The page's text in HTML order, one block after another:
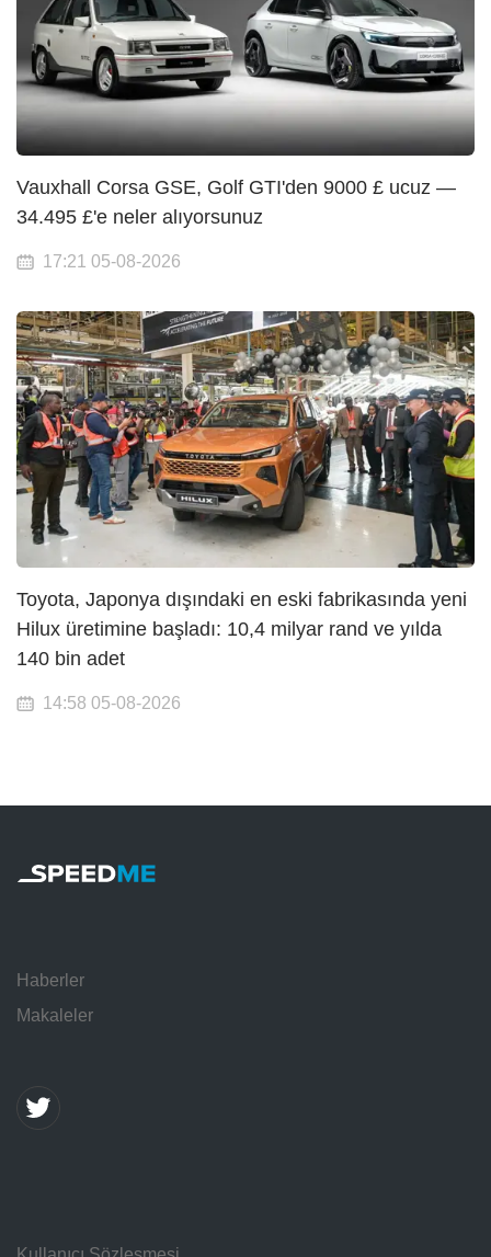
Vauxhall Corsa GSE, Golf GTI'den 9000 £ ucuz —
34.495 £'e neler alıyorsunuz
17:21 05-08-2026
Toyota, Japonya dışındaki en eski fabrikasında yeni
Hilux üretimine başladı: 10,4 milyar rand ve yılda
140 bin adet
14:58 05-08-2026
Haberler
Makaleler